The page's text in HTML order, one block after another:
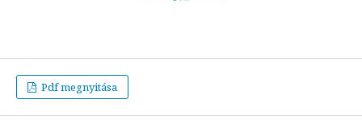
Pdf megnyitása